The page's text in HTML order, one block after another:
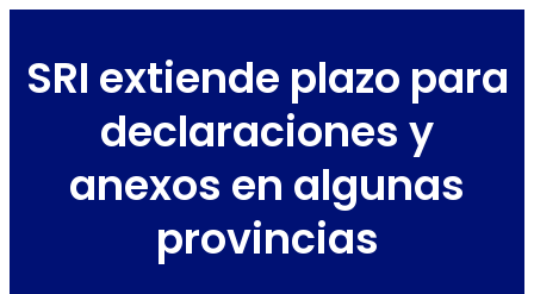
SRI extiende plazo para
declaraciones y
anexos en algunas
provincias